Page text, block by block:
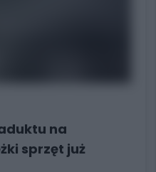
na
sprzęt już